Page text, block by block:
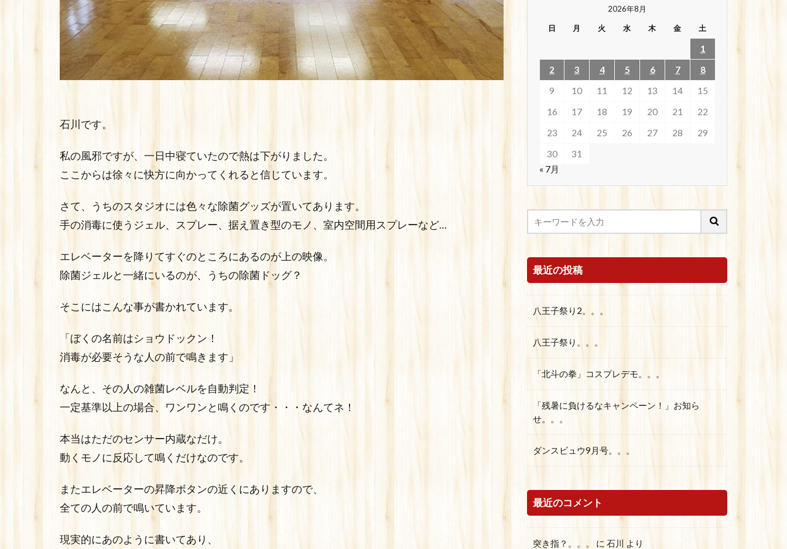
石川です。
私の風邪ですが、一日中寝ていたので熱は下がりました。
ここからは徐々に快方に向かってくれると信じています。
さて、うちのスタジオには色々な除菌グッズが置いてあります。
手の消毒に使うジェル、スプレー、据え置き型のモノ、室内空間用スプレーなど…
エレベーターを降りてすぐのところにあるのが上の映像。
除菌ジェルと一緒にいるのが、うちの除菌ドッグ？
そこにはこんな事が書かれています。
「ぼくの名前はショウドックン！
消毒が必要そうな人の前で鳴きます」
なんと、その人の雑菌レベルを自動判定！
一定基準以上の場合、ワンワンと鳴くのです・・・なんてネ！
本当はただのセンサー内蔵なだけ。
動くモノに反応して鳴くだけなのです。
またエレベーターの昇降ボタンの近くにありますので、
全ての人の前で鳴いています。
現実的にあのように書いてあり、
2026年8月
日 月 火 水 木 金 土
1
2
3 4 5 6 7
8
9
10 11 12 13 14
15
16
17 18 19 20 21
22
23
24 25 26 27 28
29
30
31
« 7月
最近の投稿
八王子祭り2。。。
八王子祭り。。。
「北斗の拳」コスプレデモ。。。
「残暑に負けるなキャンペーン！」お知ら
せ。。。
ダンスビュウ9月号。。。
最近のコメント
突き指？。。。 に 石川 より